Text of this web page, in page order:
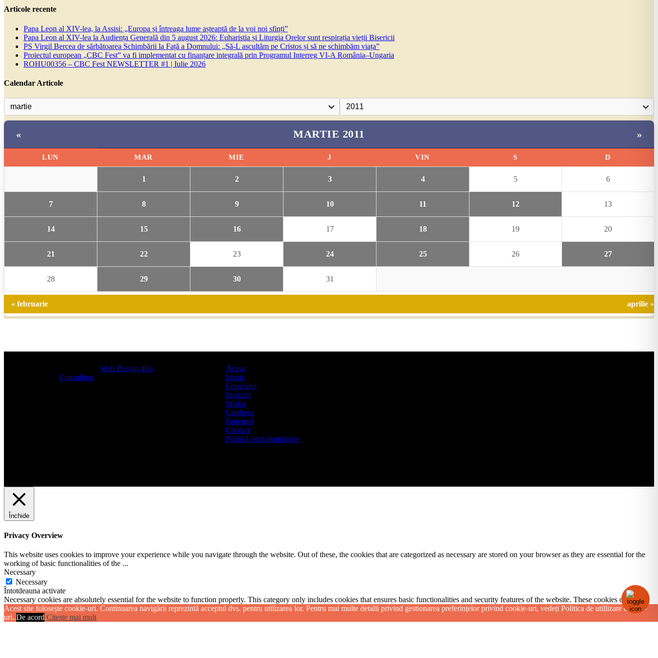
Articole recente
Papa Leon al XIV-lea, la Assisi: „Europa și întreaga lume așteaptă de la voi noi sfinți”
Papa Leon al XIV-lea la Audiența Generală din 5 august 2026: Euharistia și Liturgia Orelor sunt respirația vieții Bisericii
PS Virgil Bercea de sărbătoarea Schimbării la Față a Domnului: „Să-L ascultăm pe Cristos și să ne schimbăm viața”
Proiectul european „CBC Fest” va fi implementat cu finanțare integrală prin Programul Interreg VI-A România–Ungaria
ROHU00356 – CBC Fest NEWSLETTER #1 | Iulie 2026
Calendar Articole
« MARTIE 2011 »
LUN MAR MIE J VIN S D
1 2 3 4 5 6
7 8 9 10 11 12 13
14 15 16 17 18 19 20
21 22 23 24 25 26 27
28 29 30 31
« februarie aprilie »
Web Design 4Us
Consulting|
Acasa
Istoric
Episcopul
Institutii
Media
Cateheza
Parteneri
Contact
Politică confidențialitate
Acest site folosește cookie-uri. Continuarea navigării reprezintă acceptul dvs. pentru utilizarea lor. Pentru mai multe detalii privind gestionarea preferințelor privind cookie-uri, vedeți Politica de utillizare cookie-
uri..De acord Citeste mai mult
Închide
Privacy Overview
This website uses cookies to improve your experience while you navigate through the website. Out of these, the cookies that are categorized as necessary are stored on your browser as they are essential for the
working of basic functionalities of the ...
Necessary
Necessary
Întotdeauna activate
Necessary cookies are absolutely essential for the website to function properly. This category only includes cookies that ensures basic functionalities and security features of the website. These cookies do not
store any personal information.
Non-necessary